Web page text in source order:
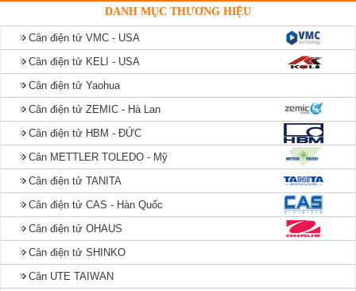
DANH MỤC THƯƠNG HIỆU
Cân điện tử VMC - USA
Cân điện tử KELI - USA
Cân điện tử Yaohua
Cân điện tử ZEMIC - Hà Lan
Cân điện tử HBM - ĐỨC
Cân METTLER TOLEDO - Mỹ
Cân điện tử TANITA
Cân điện tử CAS - Hàn Quốc
Cân điện tử OHAUS
Cân điện tử SHINKO
Cân UTE TAIWAN